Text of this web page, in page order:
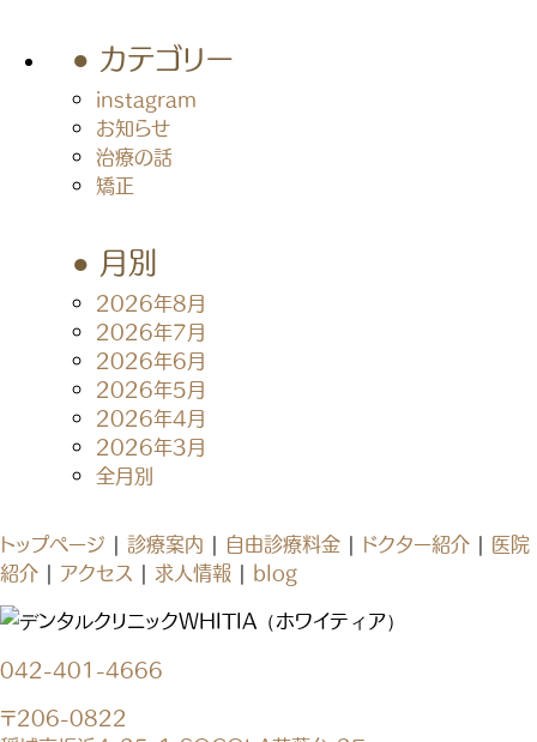
カテゴリー
instagram
お知らせ
治療の話
矯正
月別
2026年8月
2026年7月
2026年6月
2026年5月
2026年4月
2026年3月
全月別
トップページ | 診療案内 | 自由診療料金 | ドクター紹介 | 医院
紹介 | アクセス | 求人情報 | blog
042-401-4666
〒206-0822